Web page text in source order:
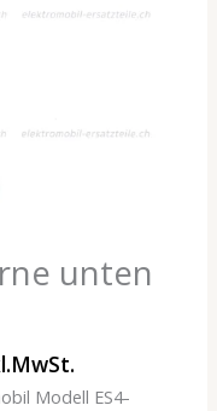
unten
Modell ES4-